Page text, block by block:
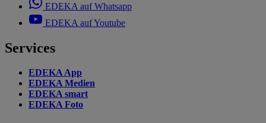
EDEKA auf Whatsapp
EDEKA auf Youtube
Services
EDEKA App
EDEKA Medien
EDEKA smart
EDEKA Foto